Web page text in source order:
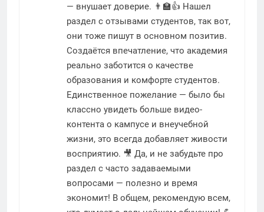
— внушает доверие. 👨‍🏫👍 Нашел
раздел с отзывами студентов, так вот,
они тоже пишут в основном позитив.
Создаётся впечатление, что академия
реально заботится о качестве
образования и комфорте студентов.
Единственное пожелание — было бы
классно увидеть больше видео-
контента о кампусе и внеучебной
жизни, это всегда добавляет живости
восприятию. 🎥 Да, и не забудьте про
раздел с часто задаваемыми
вопросами — полезно и время
экономит! В общем, рекомендую всем,